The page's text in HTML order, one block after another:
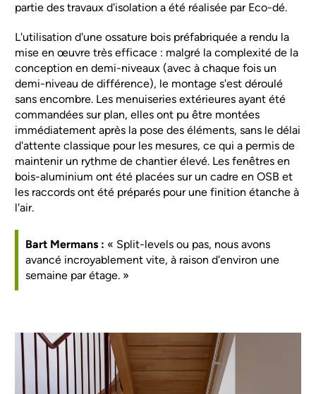
partie des travaux d'isolation a été réalisée par Eco-dé.
L'utilisation d'une ossature bois préfabriquée a rendu la
mise en œuvre très efficace : malgré la complexité de la
conception en demi-niveaux (avec à chaque fois un
demi-niveau de différence), le montage s'est déroulé
sans encombre. Les menuiseries extérieures ayant été
commandées sur plan, elles ont pu être montées
immédiatement après la pose des éléments, sans le délai
d'attente classique pour les mesures, ce qui a permis de
maintenir un rythme de chantier élevé. Les fenêtres en
bois-aluminium ont été placées sur un cadre en OSB et
les raccords ont été préparés pour une finition étanche à
l'air.
Bart Mermans : « Split-levels ou pas, nous avons
avancé incroyablement vite, à raison d'environ une
semaine par étage. »